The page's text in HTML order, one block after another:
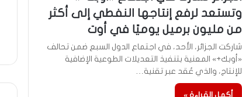
وتستعد لرفع إنتاجها النفطي إلى أكثر
من مليون برميل يوميًا في أوت
شاركت الجزائر، الأحد، في اجتماع الدول السبع ضمن تحالف
«أوبك+» المعنية بتنفيذ التعديلات الطوعية الإضافية
للإنتاج، والذي عُقد عبر تقنية…
أكمل القراءة »